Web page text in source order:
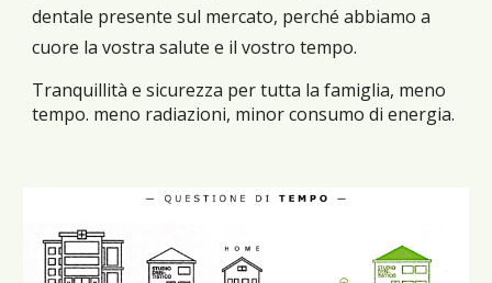
dentale presente sul mercato, perché abbiamo a
cuore la vostra salute e il vostro tempo.
Tranquillità e sicurezza per tutta la famiglia, meno
tempo. meno radiazioni, minor consumo di energia.